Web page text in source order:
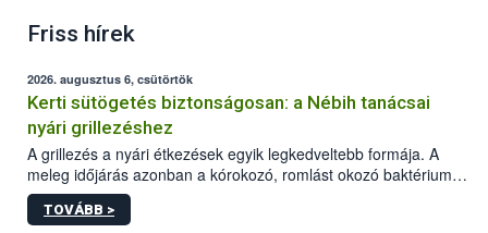
Friss hírek
2026. augusztus 6, csütörtök
Kerti sütögetés biztonságosan: a Nébih tanácsai
nyári grillezéshez
A grillezés a nyári étkezések egyik legkedveltebb formája. A
meleg időjárás azonban a kórokozó, romlást okozó baktériumok
gyorsabb szaporodásának is kedvez. A szabadtéri sütögetés
ezért nem csupán a megfelelő sütési technikáról szól: legalább
TOVÁBB >